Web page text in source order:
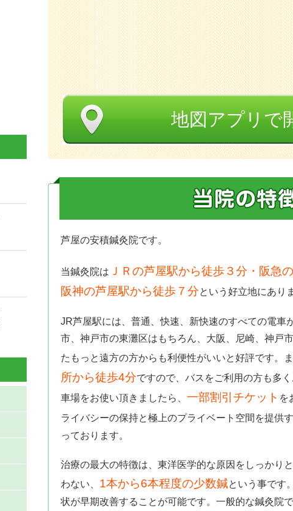
地図アプリで
芦屋の安積鍼灸院です。
当鍼灸院は ＪＲの芦屋駅から徒歩３分・阪急
阪神の芦屋駅から徒歩７分という好立地にあり
JR芦屋駅には、普通、快速、新快速のすべての電車
市、神戸市の東灘区はもちろん、大阪、尼崎、神戸
たもっと遠方の方からも利便性がいいと好評です。
所から徒歩4分ですので、バスをご利用の方も多
車場をお使い頂きましたら、 一部割引チケット を
ライバシーの保持と極上のプライベート空間を提供
っております。
治療の最大の特徴は、東洋医学的な原因をしっかり
わない、 1本から6本程度の少数鍼という事です
状が早期改善することが可能です。一般的な鍼灸院